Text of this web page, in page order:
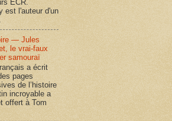
ECR.
est l'auteur d'un
— Jules
le vrai-faux
samouraï
a écrit
pages
de l’histoire
incroyable a
offert à Tom